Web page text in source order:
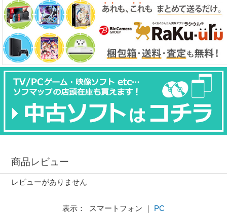
商品レビュー
レビューがありません
表示： スマートフォン ｜ PC